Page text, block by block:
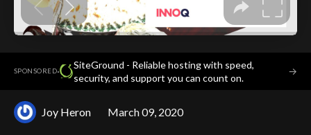
SPONSORED·
SiteGround - Reliable hosting with speed,
security, and support you can count on.
→
Joy Heron March 09, 2020